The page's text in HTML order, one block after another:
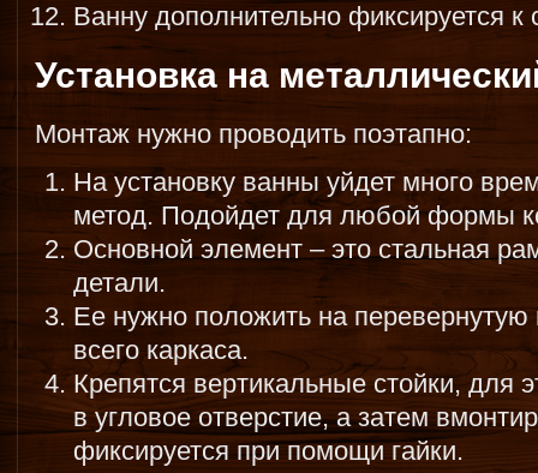
Ванну дополнительно фиксируется к
Установка на
Монтаж нужно проводить поэтапно:
На установку ванны уйдет много
метод. Подойдет для любой формы
Основной элемент – это стальная
детали.
Ее нужно положить на перевернутую
всего каркаса.
Крепятся вертикальные стойки, для
в угловое отверстие, а затем
фиксируется при помощи гайки.